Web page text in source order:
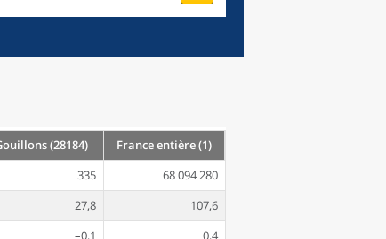
(28184)
France entière (1)
335
68 094 280
27,8
107,6
–0,1
0,4